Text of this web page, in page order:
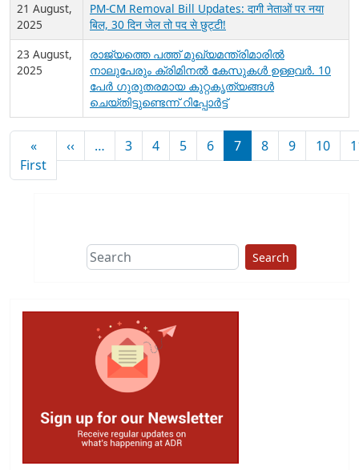
21 August,
2025
PM-CM Removal Bill Updates: दागी नेताओं पर नया
बिल, 30 दिन जेल तो पद से छुट्टी!
23 August,
2025
രാജ്യത്തെ പത്ത് മുഖ്യമന്ത്രിമാരിൽ
നാലുപേരും ക്രിമിനൽ കേസുകൾ ഉള്ളവർ. 10
പേർ ഗുരുതരമായ കുറ്റകൃത്യങ്ങൾ
ചെയ്‌തിട്ടുണ്ടെന്ന് റിപ്പോർട്ട്
Pagination
«
FirstFirst page
‹‹Previous page
… 3 4 5 6 7 8 9 10
Search